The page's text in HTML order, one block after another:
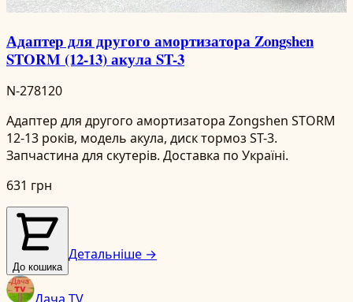
Адаптер для другого амортизатора Zongshen
STORM (12-13) акула ST-3
N-278120
Адаптер для другого амортизатора Zongshen STORM
12-13 років, модель акула, диск тормоз ST-3.
Запчастина для скутерів. Доставка по Україні.
631 грн
До кошика
Детальніше →